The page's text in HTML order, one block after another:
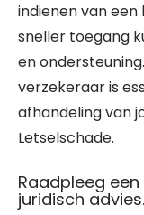
indienen van
sneller toegang
en
verzekeraar is
afhandeling van
Letselschade.
Raadpleeg
juridisch advies.